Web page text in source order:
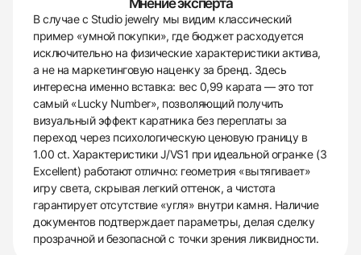
Мнение эксперта
В случае с Studio jewelry мы видим классический
пример «умной покупки», где бюджет расходуется
исключительно на физические характеристики актива,
а не на маркетинговую наценку за бренд. Здесь
интересна именно вставка: вес 0,99 карата — это тот
самый «Lucky Number», позволяющий получить
визуальный эффект каратника без переплаты за
переход через психологическую ценовую границу в
1.00 ct. Характеристики J/VS1 при идеальной огранке (3
Excellent) работают отлично: геометрия «вытягивает»
игру света, скрывая легкий оттенок, а чистота
гарантирует отсутствие «угля» внутри камня. Наличие
документов подтверждает параметры, делая сделку
прозрачной и безопасной с точки зрения ликвидности.